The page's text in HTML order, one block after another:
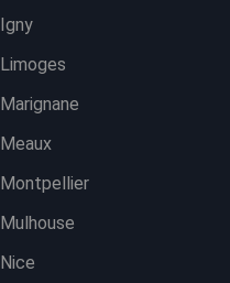
Igny
Limoges
Marignane
Meaux
Montpellier
Mulhouse
Nice